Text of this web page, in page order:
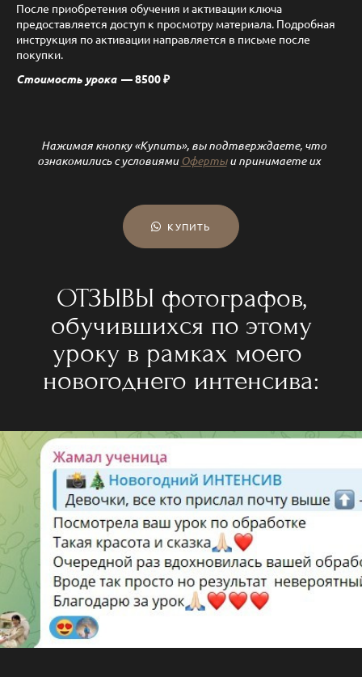
После приобретения обучения и активации ключа
предоставляется доступ к просмотру материала. Подробная
инструкция по активации направляется в письме после
покупки.
Стоимость урока — 8500 ₽
Нажимая кнопку «Купить», вы подтверждаете, что
ознакомились с условиями Офертыи принимаете их
КУПИТЬ
ОТЗЫВЫ фотографов,
обучившихся по этому
уроку в рамках моего
новогоднего интенсива: